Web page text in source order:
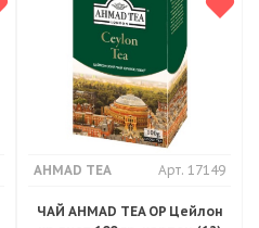
AHMAD TEA Арт. 17149
ЧАЙ AHMAD TEA OP Цейлон